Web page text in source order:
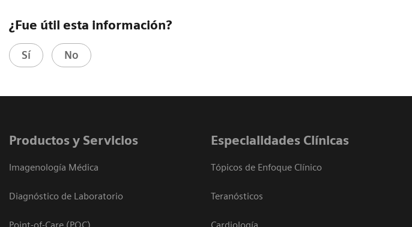
¿Fue útil esta información?
Sí No
Productos y Servicios
Imagenología Médica
Diagnóstico de Laboratorio
Especialidades Clínicas
Tópicos de Enfoque Clínico
Teranósticos